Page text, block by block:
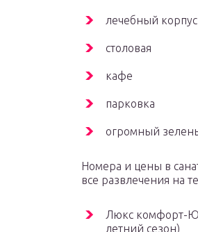
лечебный корпус
столовая
кафе
парковка
огромный
Номера и цены в
все развлечения на
Люкс комфорт-
летний сезон)